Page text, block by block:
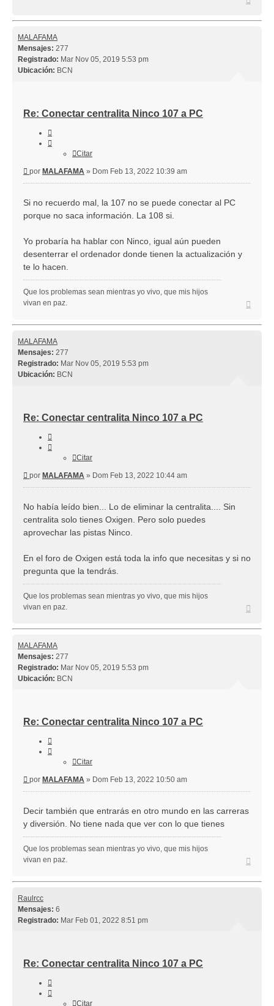
MALAFAMA
Mensajes: 277
Registrado: Mar Nov 05, 2019 5:53 pm
Ubicación: BCN
Re: Conectar centralita Ninco 107 a PC
Citar
Mensaje
por MALAFAMA » Dom Feb 13, 2022 10:39 am
Si no recuerdo mal, la 107 no se puede conectar al PC
porque no saca información. La 108 si.
Yo probaría ha hablar con Ninco, igual aún pueden
desenterrar el ordenador donde tienen la actualización y
te lo hacen.
Que los problemas sean mientras yo vivo, que mis hijos
vivan en paz.
MALAFAMA
Mensajes: 277
Registrado: Mar Nov 05, 2019 5:53 pm
Ubicación: BCN
Re: Conectar centralita Ninco 107 a PC
Citar
Mensaje
por MALAFAMA » Dom Feb 13, 2022 10:44 am
No había leído bien... Lo de eliminar la centralita.... Sin
centralita solo tienes Oxigen. Pero solo puedes
aprovechar las pistas Ninco.
En el foro de Oxigen está toda la info que necesitas y si no
pregunta que la tendrás.
Que los problemas sean mientras yo vivo, que mis hijos
vivan en paz.
MALAFAMA
Mensajes: 277
Registrado: Mar Nov 05, 2019 5:53 pm
Ubicación: BCN
Re: Conectar centralita Ninco 107 a PC
Citar
Mensaje
por MALAFAMA » Dom Feb 13, 2022 10:50 am
Decir también que entrarás en otro mundo en las carreras
y diversión. No tiene nada que ver con lo que tienes
Que los problemas sean mientras yo vivo, que mis hijos
vivan en paz.
Raulrcc
Mensajes: 6
Registrado: Mar Feb 01, 2022 8:51 pm
Re: Conectar centralita Ninco 107 a PC
Citar